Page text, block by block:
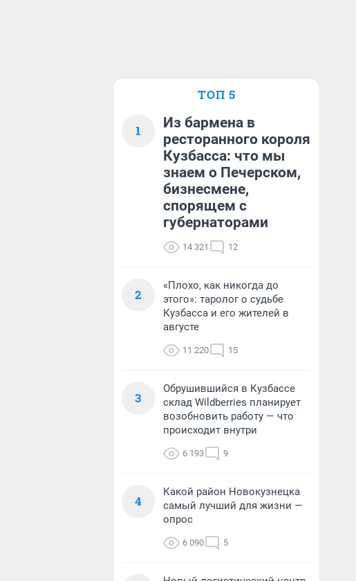
ТОП 5
1
Из бармена в
ресторанного короля
Кузбасса: что мы
знаем о Печерском,
бизнесмене,
спорящем с
губернаторами
14 321 12
2
«Плохо, как никогда до
этого»: таролог о судьбе
Кузбасса и его жителей в
августе
11 220 15
3
Обрушившийся в Кузбассе
склад Wildberries планирует
возобновить работу — что
происходит внутри
6 193 9
4
Какой район Новокузнецка
самый лучший для жизни —
опрос
6 090 5